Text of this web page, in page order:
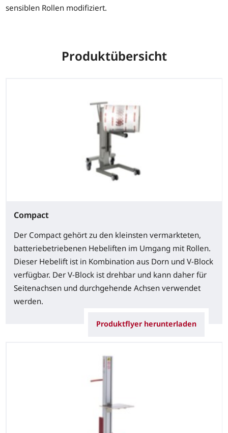
sensiblen Rollen modifiziert.
Produktübersicht
Compact
Der Compact gehört zu den kleinsten vermarkteten,
batteriebetriebenen Hebeliften im Umgang mit Rollen.
Dieser Hebelift ist in Kombination aus Dorn und V-Block
verfügbar. Der V-Block ist drehbar und kann daher für
Seitenachsen und durchgehende Achsen verwendet
werden.
Produktflyer herunterladen